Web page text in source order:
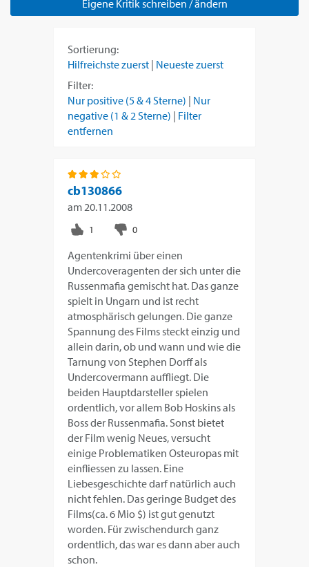
Eigene Kritik schreiben / ändern
Sortierung:
Hilfreichste zuerst | Neueste zuerst
Filter:
Nur positive (5 & 4 Sterne) | Nur
negative (1 & 2 Sterne) | Filter
entfernen
cb130866
am 20.11.2008
Agentenkrimi über einen
Undercoveragenten der sich unter die
Russenmafia gemischt hat. Das ganze
spielt in Ungarn und ist recht
atmosphärisch gelungen. Die ganze
Spannung des Films steckt einzig und
allein darin, ob und wann und wie die
Tarnung von Stephen Dorff als
Undercovermann auffliegt. Die
beiden Hauptdarsteller spielen
ordentlich, vor allem Bob Hoskins als
Boss der Russenmafia. Sonst bietet
der Film wenig Neues, versucht
einige Problematiken Osteuropas mit
einfliessen zu lassen. Eine
Liebesgeschichte darf natürlich auch
nicht fehlen. Das geringe Budget des
Films(ca. 6 Mio $) ist gut genutzt
worden. Für zwischendurch ganz
ordentlich, das war es dann aber auch
schon.